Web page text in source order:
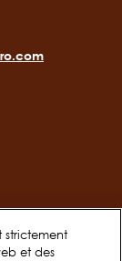
strictement
et des